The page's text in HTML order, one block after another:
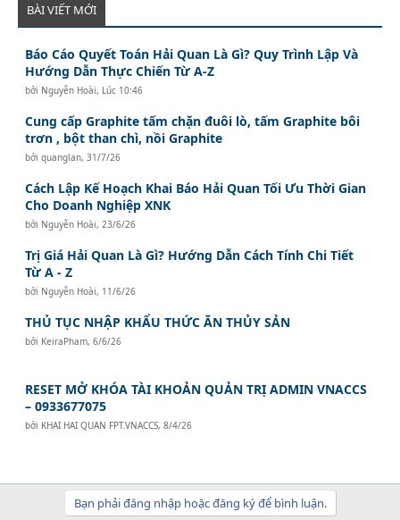
BÀI VIẾT MỚI
Báo Cáo Quyết Toán Hải Quan Là Gì? Quy Trình Lập Và
Hướng Dẫn Thực Chiến Từ A-Z
bởi Nguyễn Hoài, Lúc 10:46
Cung cấp Graphite tấm chặn đuôi lò, tấm Graphite bôi
trơn , bột than chì, nồi Graphite
bởiquanglan,31/7/26
Cách Lập Kế Hoạch Khai Báo Hải Quan Tối Ưu Thời Gian
Cho Doanh Nghiệp XNK
bởi Nguyễn Hoài, 23/6/26
Trị Giá Hải Quan Là Gì? Hướng Dẫn Cách Tính Chi Tiết
Từ A - Z
bởi Nguyễn Hoài, 11/6/26
THỦ TỤC NHẬP KHẨU THỨC ĂN THỦY SẢN
bởi KeiraPham,6/6/26
RESET MỞ KHÓA TÀI KHOẢN QUẢN TRỊ ADMIN VNACCS
– 0933677075
bởi KHAI HAI QUAN FPT.VNACCS,8/4/26
Bạn phải đăng nhập hoặc đăng ký để bình luận.